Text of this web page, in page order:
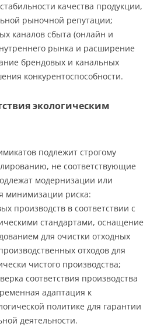
качества продукции,
рыночной репутации;
каналов сбыта (онлайн и
рынка и расширение
брендовых и канальных
конкурентоспособности.
экологическим
подлежит строгому
не соответствующие
модернизации или
минимизации риска:
производств в соответствии с
стандартами, оснащение
для очистки отходных
отходов для
чистого производства;
соответствия производства
адаптация к
политике для гарантии
деятельности.